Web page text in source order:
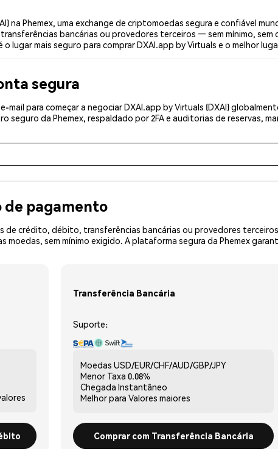
na Phemex, uma exchange de criptomoedas segura e confiável
bancárias ou provedores terceiros — sem mínimo,
lugar mais seguro para comprar DXAI.app by Virtuals e o melhor
segura
mail para começar a negociar DXAI.app by Virtuals (DXAI)
seguro da Phemex, respaldado por 2FA e auditorias de reservas,
de pagamento
de crédito, débito, transferências bancárias ou provedores
sem mínimo exigido. A plataforma segura da Phemex
Transferência Bancária
Suporte:
Moedas USD/EUR/CHF/AUD/GBP/JPY
Menor Taxa 0.08%
Chegada Instantâneo
Melhor para Valores maiores
Comprar com Transferência Bancária